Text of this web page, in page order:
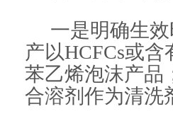
一是明确生
产以HCFCs或
苯乙烯泡沫产品
合溶剂作为清洗